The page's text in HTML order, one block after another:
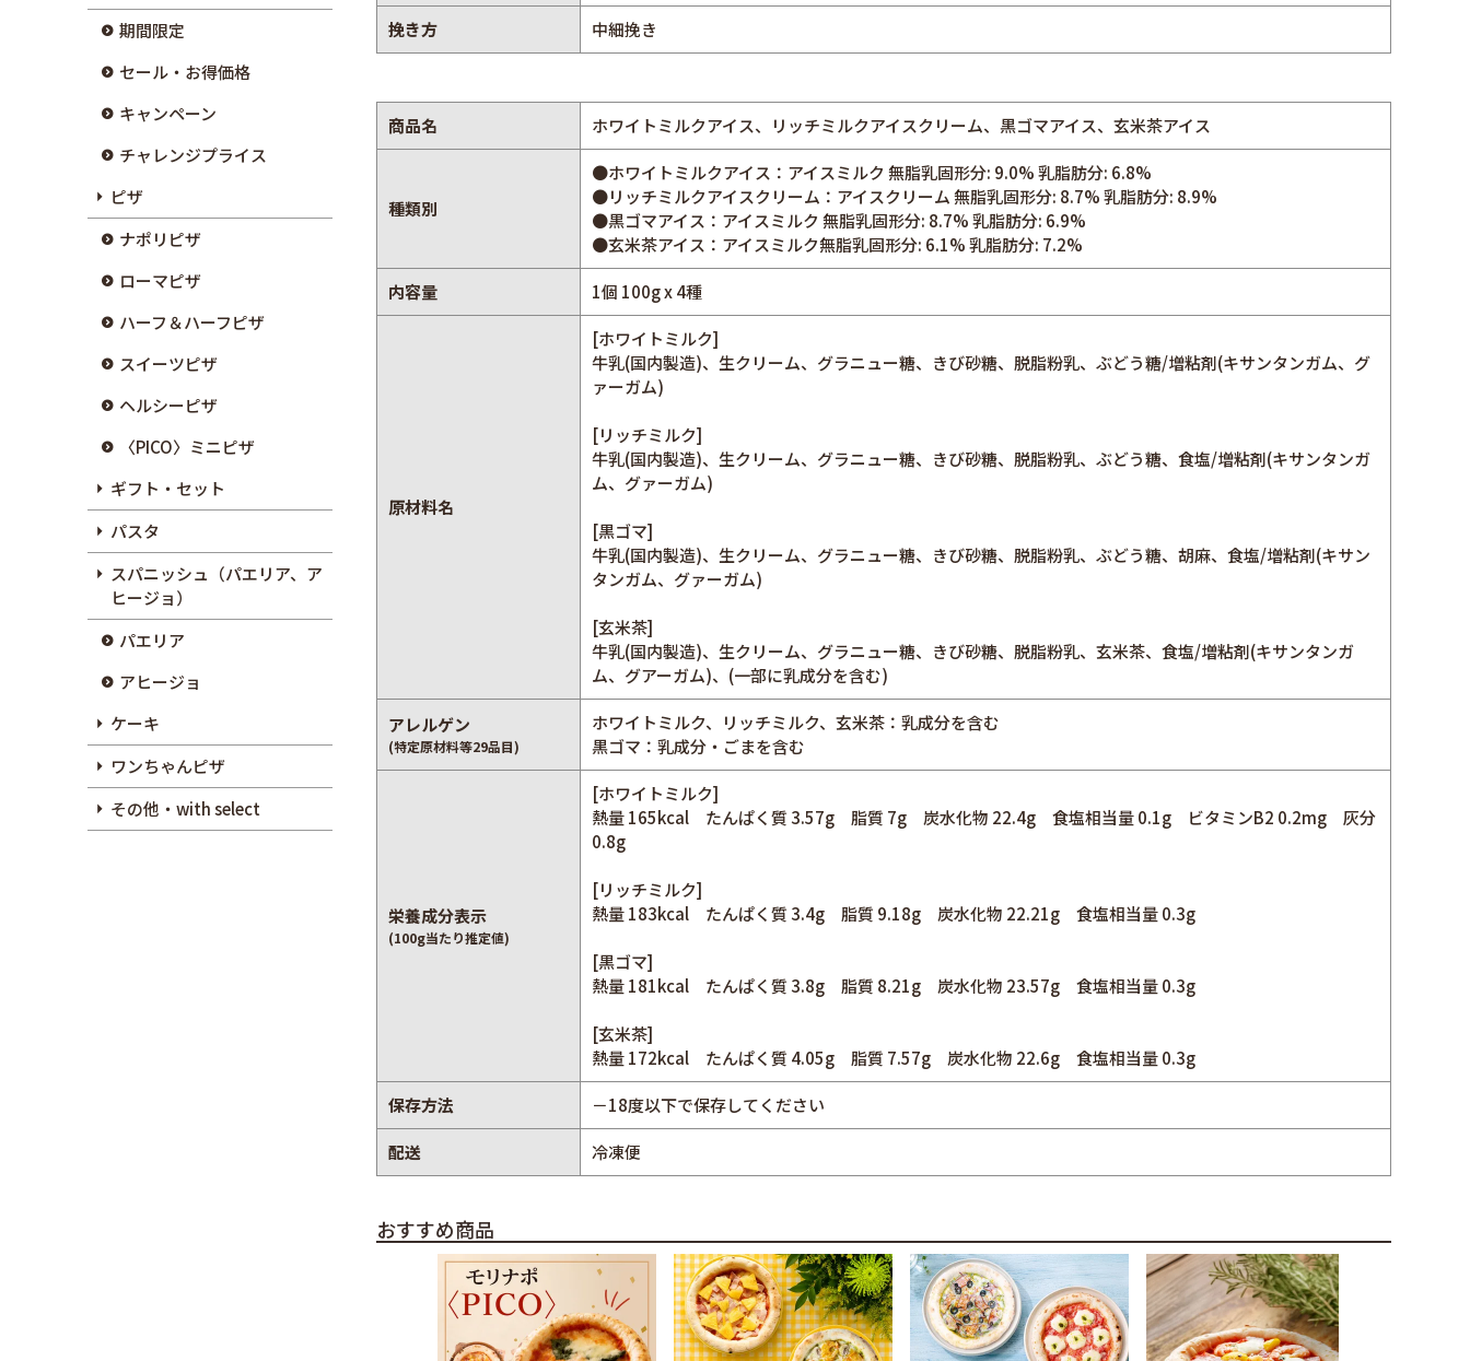
期間限定
セール・お得価格
キャンペーン
チャレンジプライス
ピザ
ナポリピザ
ローマピザ
ハーフ＆ハーフピザ
スイーツピザ
ヘルシーピザ
〈PICO〉ミニピザ
ギフト・セット
パスタ
スパニッシュ（パエリア、ア
ヒージョ）
パエリア
アヒージョ
ケーキ
ワンちゃんピザ
その他・with select
挽き方 中細挽き
商品名 ホワイトミルクアイス、リッチミルクアイスクリーム、黒ゴマアイス、玄米茶アイス
種類別
●ホワイトミルクアイス：アイスミルク 無脂乳固形分: 9.0% 乳脂肪分: 6.8%
●リッチミルクアイスクリーム：アイスクリーム 無脂乳固形分: 8.7% 乳脂肪分: 8.9%
●黒ゴマアイス：アイスミルク 無脂乳固形分: 8.7% 乳脂肪分: 6.9%
●玄米茶アイス：アイスミルク無脂乳固形分: 6.1% 乳脂肪分: 7.2%
内容量 1個 100g x 4種
原材料名
[ホワイトミルク]
牛乳(国内製造)、生クリーム、グラニュー糖、きび砂糖、脱脂粉乳、ぶどう糖/増粘剤(キサンタンガム、グ
ァーガム)
[リッチミルク]
牛乳(国内製造)、生クリーム、グラニュー糖、きび砂糖、脱脂粉乳、ぶどう糖、食塩/増粘剤(キサンタンガ
ム、グァーガム)
[黒ゴマ]
牛乳(国内製造)、生クリーム、グラニュー糖、きび砂糖、脱脂粉乳、ぶどう糖、胡麻、食塩/増粘剤(キサン
タンガム、グァーガム)
[玄米茶]
牛乳(国内製造)、生クリーム、グラニュー糖、きび砂糖、脱脂粉乳、玄米茶、食塩/増粘剤(キサンタンガ
ム、グアーガム)、(一部に乳成分を含む)
アレルゲン
(特定原材料等29品目)
ホワイトミルク、リッチミルク、玄米茶：乳成分を含む
黒ゴマ：乳成分・ごまを含む
栄養成分表示
(100g当たり推定値)
[ホワイトミルク]
熱量 165kcal たんぱく質 3.57g 脂質 7g 炭水化物 22.4g 食塩相当量 0.1g ビタミンB2 0.2mg 灰分
0.8g
[リッチミルク]
熱量 183kcal たんぱく質 3.4g 脂質 9.18g 炭水化物 22.21g 食塩相当量 0.3g
[黒ゴマ]
熱量 181kcal たんぱく質 3.8g 脂質 8.21g 炭水化物 23.57g 食塩相当量 0.3g
[玄米茶]
熱量 172kcal たんぱく質 4.05g 脂質 7.57g 炭水化物 22.6g 食塩相当量 0.3g
保存方法 －18度以下で保存してください
配送 冷凍便
おすすめ商品